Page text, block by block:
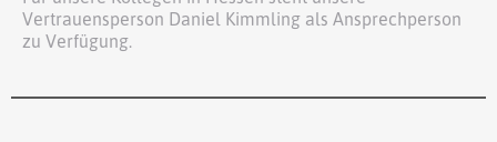
Vertrauensperson Daniel Kimmling als Ansprechperson
zu Verfügung.